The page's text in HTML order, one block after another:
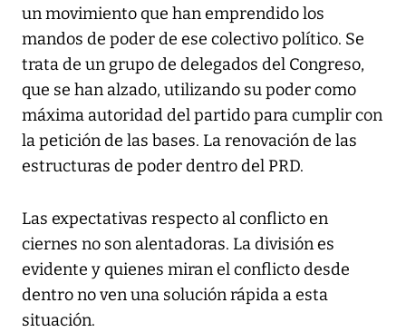
un movimiento que han emprendido los
mandos de poder de ese colectivo político. Se
trata de un grupo de delegados del Congreso,
que se han alzado, utilizando su poder como
máxima autoridad del partido para cumplir con
la petición de las bases. La renovación de las
estructuras de poder dentro del PRD.
Las expectativas respecto al conflicto en
ciernes no son alentadoras. La división es
evidente y quienes miran el conflicto desde
dentro no ven una solución rápida a esta
situación.